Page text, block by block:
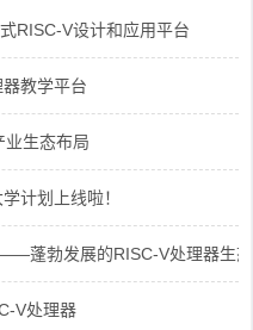
RISC-V设计和应用平台
教学平台
业生态布局
计划上线啦！
蓬勃发展的RISC-V处理器生态
V处理器